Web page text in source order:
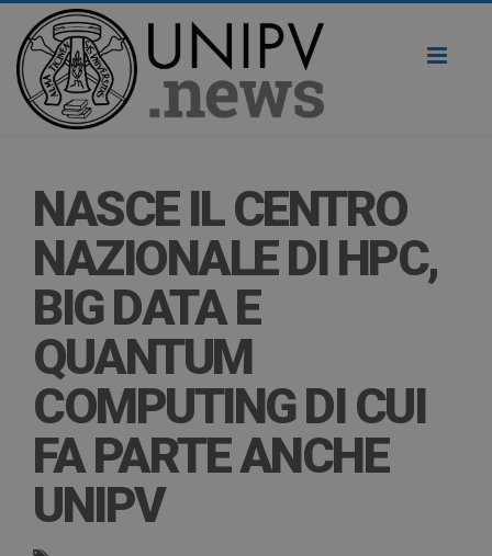
NASCE IL CENTRO
NAZIONALE DI HPC,
BIG DATA E
QUANTUM
COMPUTING DI CUI
FA PARTE ANCHE
UNIPV